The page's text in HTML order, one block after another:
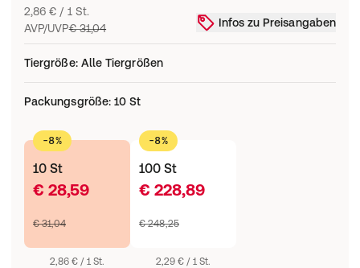
2,86 € / 1 St.
AVP/UVP€ 31,04 Infos zu Preisangaben
Tiergröße: Alle Tiergrößen
Packungsgröße:10 St
-8%
10 St
€ 28,59
€ 31,04
2,86 € / 1 St.
-8%
100 St
€ 228,89
€ 248,25
2,29 € / 1 St.